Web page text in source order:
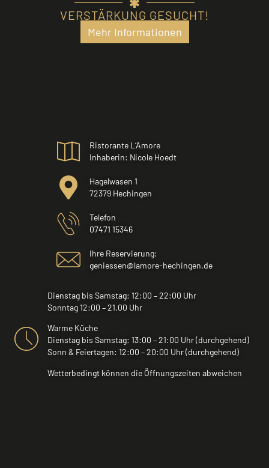
VERSTÄRKUNG GESUCHT!
Mehr Informationen
Ristorante L‘Amore
Inhaberin: Nicole Hoedt
Hagelwasen 1
72379 Hechingen
Telefon
07471 15346
Ihre Reservierung:
geniessen@lamore-hechingen.de
Dienstag bis Samstag: 12:00 – 22:00 Uhr
Sonntag 12:00 – 21.00 Uhr
Warme Küche
Dienstag bis Samstag: 13:00 – 21:00 Uhr (durchgehend)
Sonn & Feiertagen: 12:00 – 20:00 Uhr (durchgehend)
Wetterbedingt können die Öffnungszeiten abweichen